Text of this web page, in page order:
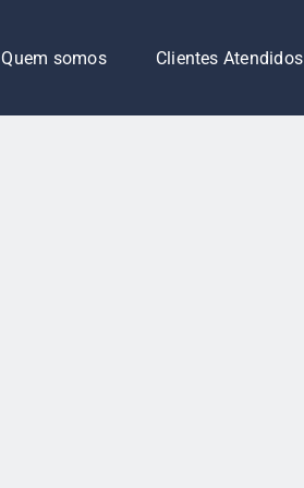
Quem somos Clientes Atendidos